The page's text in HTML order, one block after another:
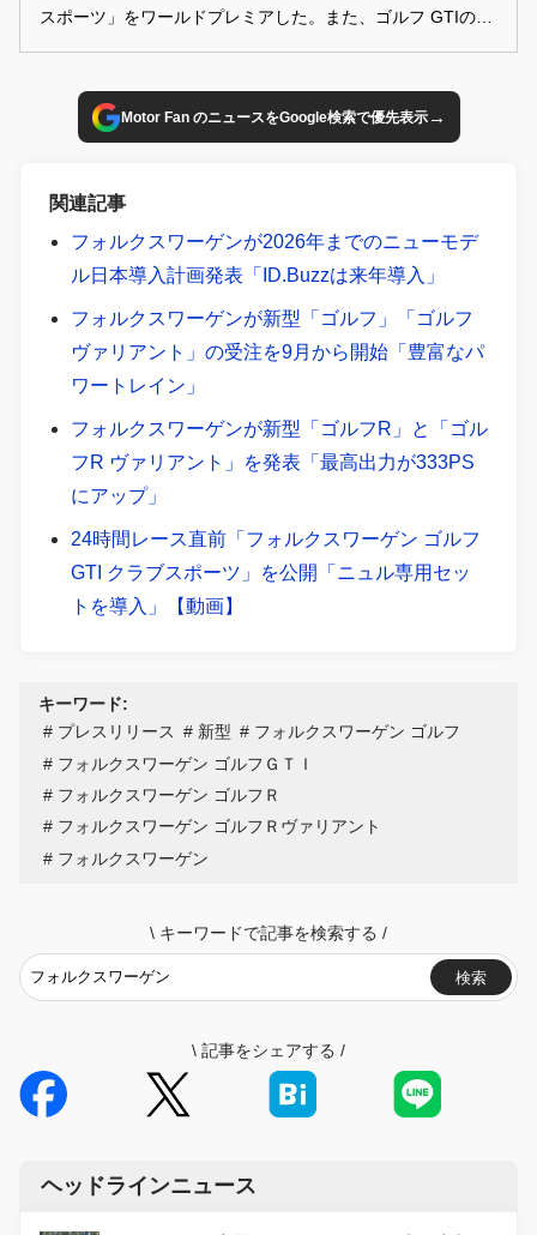
スポーツ」をワールドプレミアした。また、ゴルフ GTIのデ
Motor Fan のニュースをGoogle検索で優先表示→
関連記事
フォルクスワーゲンが2026年までのニューモデ
ル日本導入計画発表「ID.Buzzは来年導入」
フォルクスワーゲンが新型「ゴルフ」「ゴルフ
ヴァリアント」の受注を9月から開始「豊富なパ
ワートレイン」
フォルクスワーゲンが新型「ゴルフR」と「ゴル
フR ヴァリアント」を発表「最高出力が333PS
にアップ」
24時間レース直前「フォルクスワーゲン ゴルフ
GTI クラブスポーツ」を公開「ニュル専用セッ
トを導入」【動画】
キーワード:
プレスリリース
新型
フォルクスワーゲン ゴルフ
フォルクスワーゲン ゴルフＧＴＩ
フォルクスワーゲン ゴルフＲ
フォルクスワーゲン ゴルフＲヴァリアント
フォルクスワーゲン
\ キーワードで記事を検索する /
検索
\ 記事をシェアする /
ヘッドラインニュース